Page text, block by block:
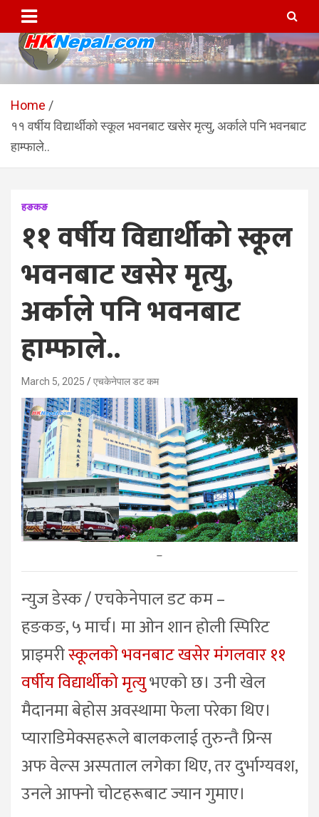
content
HKNepal.com – हङकङबाट
सञ्चालित पहिलो नेपाली अनलाईन
पत्रिका
hknepal, hknepal.com, hk nepal, hk nepal com
Home
११ वर्षीय विद्यार्थीको स्कूल भवनबाट खसेर मृत्यु, अर्काले पनि भवनबाट
हाम्फाले..
हङकङ
११ वर्षीय विद्यार्थीको स्कूल
भवनबाट खसेर मृत्यु,
अर्काले पनि भवनबाट
हाम्फाले..
March 5, 2025 एचकेनेपाल डट कम
–
न्युज डेस्क / एचकेनेपाल डट कम –
हङकङ, ५ मार्च। मा ओन शान होली स्पिरिट
प्राइमरीस्कूलको भवनबाट खसेर मंगलवार ११
वर्षीय विद्यार्थीको मृत्युभएको छ। उनी खेल
मैदानमा बेहोस अवस्थामा फेला परेका थिए।
प्याराडिमेक्सहरूले बालकलाई तुरुन्तै प्रिन्स
अफ वेल्स अस्पताल लगेका थिए, तर दुर्भाग्यवश,
उनले आफ्नो चोटहरूबाट ज्यान गुमाए।